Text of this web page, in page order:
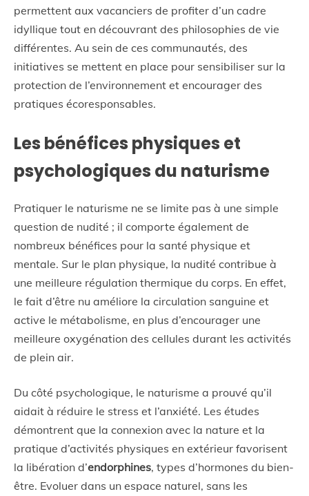
permettent aux vacanciers de profiter d’un cadre
idyllique tout en découvrant des philosophies de vie
différentes. Au sein de ces communautés, des
initiatives se mettent en place pour sensibiliser sur la
protection de l’environnement et encourager des
pratiques écoresponsables.
Les bénéfices physiques et
psychologiques du naturisme
Pratiquer le naturisme ne se limite pas à une simple
question de nudité ; il comporte également de
nombreux bénéfices pour la santé physique et
mentale. Sur le plan physique, la nudité contribue à
une meilleure régulation thermique du corps. En effet,
le fait d’être nu améliore la circulation sanguine et
active le métabolisme, en plus d’encourager une
meilleure oxygénation des cellules durant les activités
de plein air.
Du côté psychologique, le naturisme a prouvé qu’il
aidait à réduire le stress et l’anxiété. Les études
démontrent que la connexion avec la nature et la
pratique d’activités physiques en extérieur favorisent
la libération d’endorphines, types d’hormones du bien-
être. Evoluer dans un espace naturel, sans les